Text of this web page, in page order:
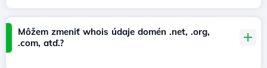
Môžem zmeniť whois údaje domén .net, .org,
.com, atď.?